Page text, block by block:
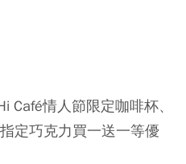
Café情人節限定咖啡杯、
定巧克力買一送一等優